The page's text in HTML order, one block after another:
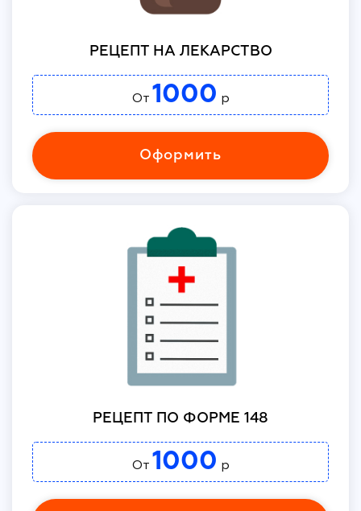
РЕЦЕПТ НА ЛЕКАРСТВО
От 1000 р
Оформить
РЕЦЕПТ ПО ФОРМЕ 148
От 1000 р